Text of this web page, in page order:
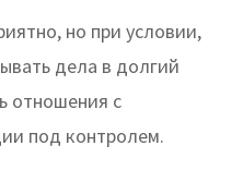
но при условии,
дела в долгий
отношения с
под контролем.